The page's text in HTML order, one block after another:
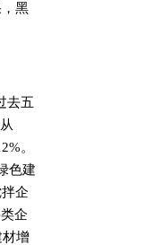
黑
去五
。
色建
企
企
增